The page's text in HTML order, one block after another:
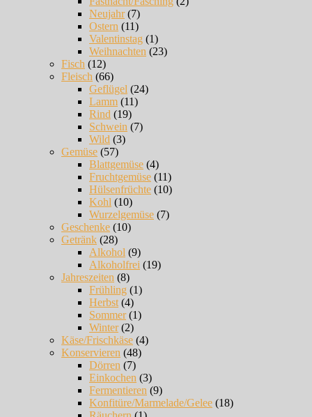
Neujahr(7)
Ostern (11)
Valentinstag (1)
Weihnachten (23)
Fisch (12)
Fleisch (66)
Geflügel (24)
Lamm (11)
Rind (19)
Schwein (7)
Wild (3)
Gemüse (57)
Blattgemüse (4)
Fruchtgemüse (11)
Hülsenfrüchte (10)
Kohl (10)
Wurzelgemüse (7)
Geschenke (10)
Getränk (28)
Alkohol (9)
Alkoholfrei (19)
Jahreszeiten (8)
Frühling (1)
Herbst (4)
Sommer(1)
Winter(2)
Käse/Frischkäse (4)
Konservieren (48)
Dörren (7)
Einkochen (3)
Fermentieren (9)
Konfitüre/Marmelade/Gelee (18)